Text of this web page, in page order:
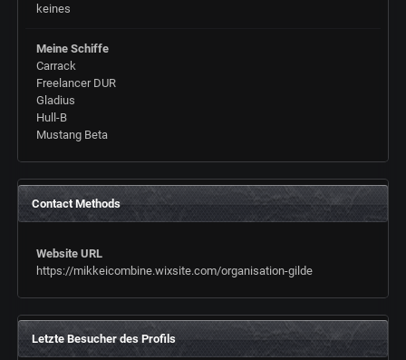
keines
Meine Schiffe
Carrack
Freelancer DUR
Gladius
Hull-B
Mustang Beta
Contact Methods
Website URL
https://mikkeicombine.wixsite.com/organisation-gilde
Letzte Besucher des Profils